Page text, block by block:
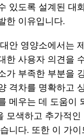
있도록 설계된 대
한 이유입니다.
안 영양소에서는
한 사용자 의견을
가 부족한 부분을
격차를 명확하고
메우는 데 도움이
모색하고 추가적인
니다. 또한 이 가